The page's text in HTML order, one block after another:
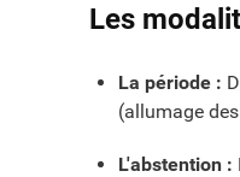
Les
La période :
(allumage
L'abstention :